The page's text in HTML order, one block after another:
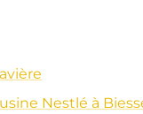
Nestlé à